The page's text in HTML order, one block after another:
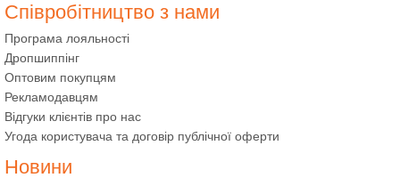
Співробітництво з нами
Програма лояльності
Дропшиппінг
Оптовим покупцям
Рекламодавцям
Відгуки клієнтів про нас
Угода користувача та договір публічної оферти
Новини